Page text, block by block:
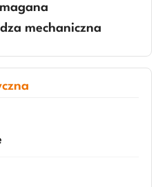
mechaniczna